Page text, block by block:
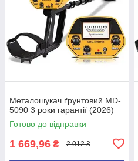
Металошукач ґрунтовий MD-
5090 3 роки гарантії (2026)
Готово до відправки
1 669,96 ₴ 2 012 ₴